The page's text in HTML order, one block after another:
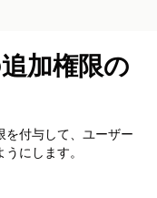
加権限の
を付与して、ユーザー
にします。